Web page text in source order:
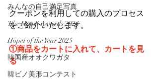
みんなの自己満足写真
The Hopei Awards 2024
Hopei of the Year 2025
韓国産オオクワガタ
韓ビノ美形コンテスト
クーポンを利用しての購入のプロセス
をご紹介いたします。
①商品をカートに入れて、カートを見
る